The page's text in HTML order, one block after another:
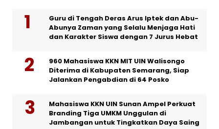
Guru di Tengah Deras Arus Iptek dan Abu-
Abunya Zaman yang Selalu Menjaga Hati
dan Karakter Siswa dengan 7 Jurus Hebat
960 Mahasiswa KKN MIT UIN Walisongo
Diterima di Kabupaten Semarang, Siap
Jalankan Pengabdian di 64 Posko
Mahasiswa KKN UIN Sunan Ampel Perkuat
Branding Tiga UMKM Unggulan di
Jambangan untuk Tingkatkan Daya Saing